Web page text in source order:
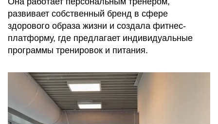
развивает собственный бренд в сфере
здорового образа жизни и создала фитнес-
платформу, где предлагает индивидуальные
программы тренировок и питания.